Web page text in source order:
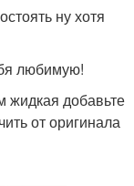
ну хотя
любимую!
жидкая добавьте
от оригинала